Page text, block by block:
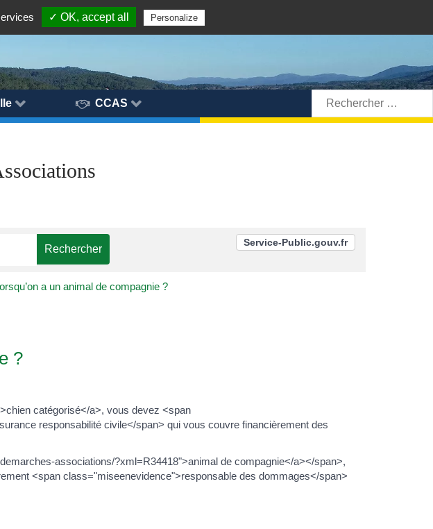
CCAS
Rechercher:
Service-Public.gouv.fr
a un animal de compagnie ?
?
catégorisé</a>, vous devez <span
responsabilité civile</span> qui vous couvre financièrement des
associations/?xml=R34418">animal de compagnie</a></span>,
<span class="miseenevidence">responsable des dommages</span>
✓ OK, accept all Personalize